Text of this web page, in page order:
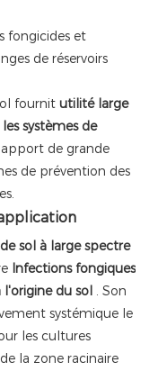
fongicides et
de réservoirs
fournit utilité large
systèmes de
de grande
de prévention des
sol à large spectre
Infections fongiques
l'origine du sol . Son
systémique le
les cultures
la zone racinaire